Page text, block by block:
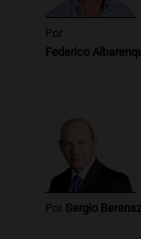
Por
Federico
Por Sergio